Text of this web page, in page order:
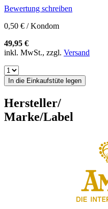
Bewertung schreiben
0,50 € / Kondom
49,95 €
inkl. MwSt., zzgl. Versand
In die Einkaufstüte legen
Hersteller/
Marke/Label